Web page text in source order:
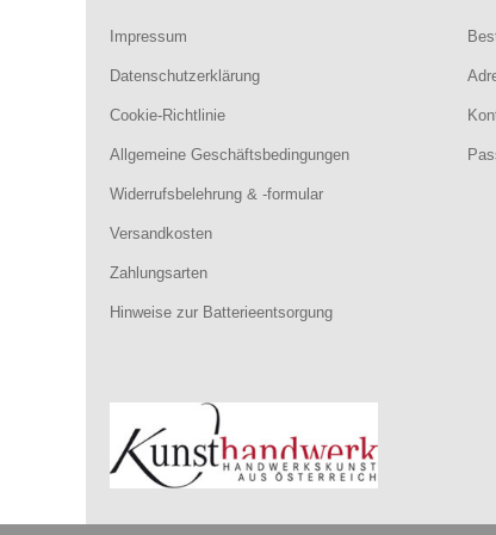
Impressum
Datenschutzerklärung
Cookie-Richtlinie
Allgemeine Geschäftsbedingungen
Widerrufsbelehrung & -formular
Versandkosten
Zahlungsarten
Hinweise zur Batterieentsorgung